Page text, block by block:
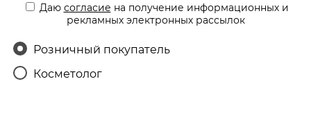
Даю согласие на получение информационных и
рекламных электронных рассылок
Розничный покупатель
Косметолог